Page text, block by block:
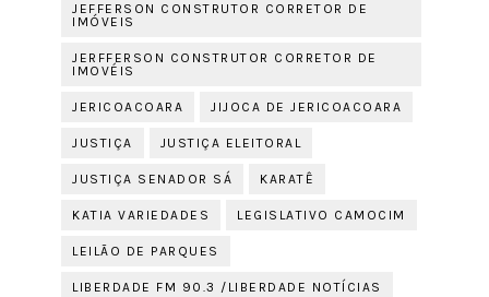
JEFFERSON CONSTRUTOR CORRETOR DE
IMÓVEIS
JERFFERSON CONSTRUTOR CORRETOR DE
IMOVÉIS
JERICOACOARA JIJOCA DE JERICOACOARA
JUSTIÇA JUSTIÇA ELEITORAL
JUSTIÇA SENADOR SÁ KARATÊ
KATIA VARIEDADES LEGISLATIVO CAMOCIM
LEILÃO DE PARQUES
LIBERDADE FM 90.3 /LIBERDADE NOTÍCIAS